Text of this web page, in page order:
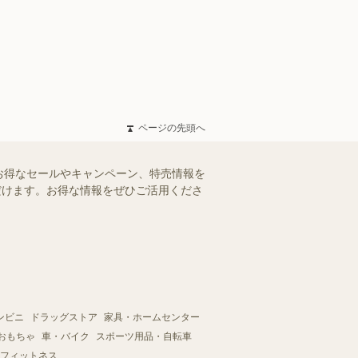
ページの先頭へ
なセールやキャンペーン、特売情報を
ます。お得な情報をぜひご活用くださ
ビニ ドラッグストア
家具・ホームセンター
もちゃ
車・バイク
スポーツ用品・自転車
ィットネス